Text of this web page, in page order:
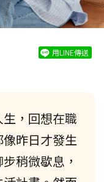
用LINE傳送
，回想在職
昨日才發生
稍微歇息，